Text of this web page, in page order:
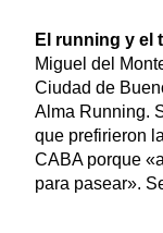
El running y el
Miguel del
Ciudad de
Alma Running.
que prefirieron
CABA porque
para pasear».